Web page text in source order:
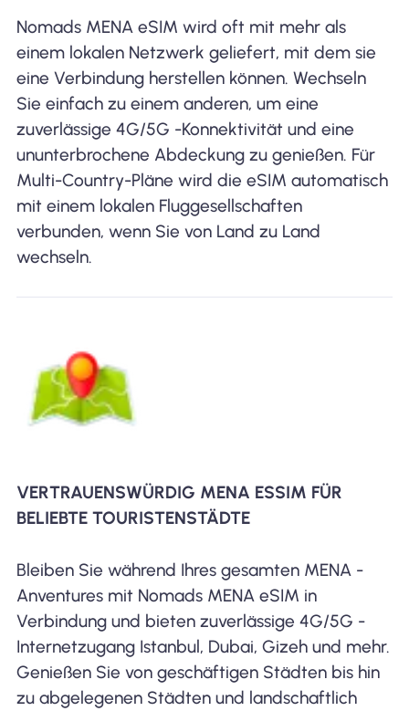
Nomads MENA eSIM wird oft mit mehr als
einem lokalen Netzwerk geliefert, mit dem sie
eine Verbindung herstellen können. Wechseln
Sie einfach zu einem anderen, um eine
zuverlässige 4G/5G -Konnektivität und eine
ununterbrochene Abdeckung zu genießen. Für
Multi-Country-Pläne wird die eSIM automatisch
mit einem lokalen Fluggesellschaften
verbunden, wenn Sie von Land zu Land
wechseln.
VERTRAUENSWÜRDIG MENA ESSIM FÜR
BELIEBTE TOURISTENSTÄDTE
Bleiben Sie während Ihres gesamten MENA -
Anventures mit Nomads MENA eSIM in
Verbindung und bieten zuverlässige 4G/5G -
Internetzugang Istanbul, Dubai, Gizeh und mehr.
Genießen Sie von geschäftigen Städten bis hin
zu abgelegenen Städten und landschaftlich